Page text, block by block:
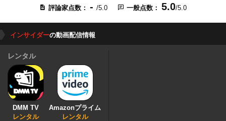
評論家点数： - /5.0 一般点数： 5.0/5.0
インサイダーの動画配信情報
レンタル
DMM TV
レンタル
Amazonプライム
レンタル